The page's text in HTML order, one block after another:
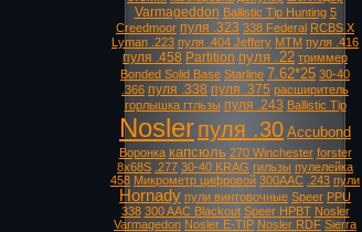
Varmageddon Ballistic Tip Hunting 5
Creedmoor пуля .323 338 Federal RCBS X
Lyman .223 пуля .404 Jeffery MTM пуля .416
пуля .458 Partition пуля .22 триммер
Bonded Solid Base Starline 7.62*25 30-40
.366 пуля .338 пуля .375 расширитель
горлышка гтльзы пуля .243 Ballistic Tip
Noslerпуля .30 Accubond
Воронка капсюль 270 Winchester forster
8х68S .277 30-40 KRAG гильзы пулелейка
458 Микрометр цифровой 300AAC .243 пули
Hornady пули винтовочные Speer PPU
338 300 AAC Blackout Speer HPBT Nosler
Varmagedon Nosler E-TIP Nosler RDF Sierra